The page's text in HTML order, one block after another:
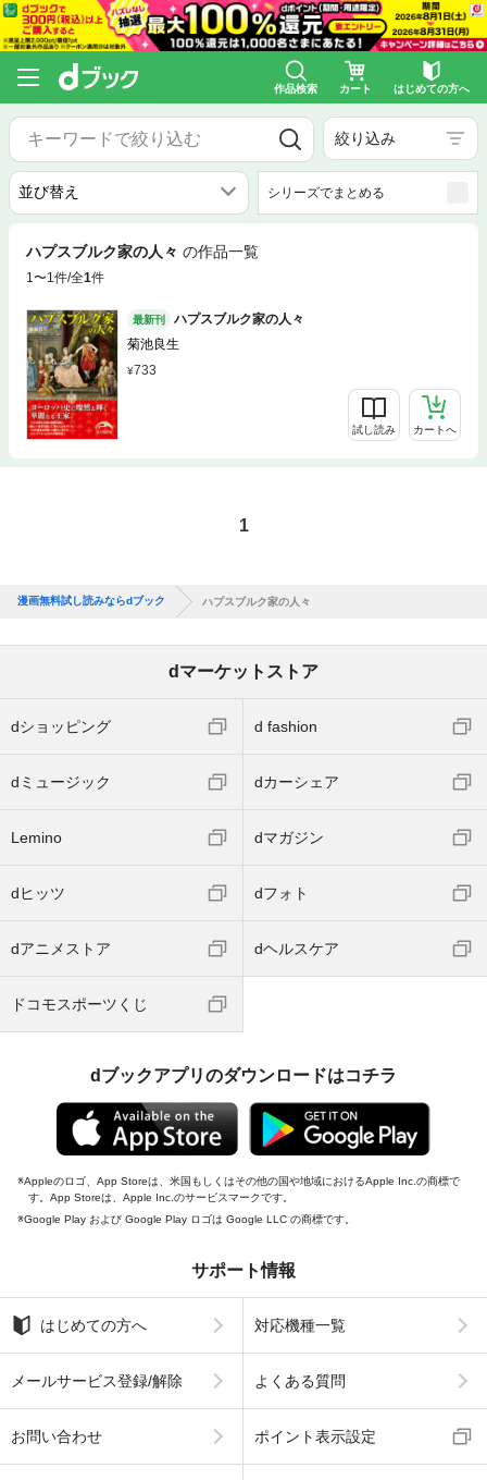
作品検索 カート はじめての方へ
絞り込み
シリーズでまとめる
ハプスブルク家の人々 の作品一覧
1〜1件/全1件
最新刊
ハプスブルク家の人々
菊池良生
733
試し読み カートへ
1
漫画無料試し読みならdブック ハプスブルク家の人々
dマーケットストア
dショッピング d fashion
dミュージック dカーシェア
Lemino dマガジン
dヒッツ dフォト
dアニメストア dヘルスケア
ドコモスポーツくじ
dブックアプリのダウンロードはコチラ
Appleのロゴ、App Storeは、米国もしくはその他の国や地域におけるApple Inc.の商標で
す。App Storeは、Apple Inc.のサービスマークです。
Google Play および Google Play ロゴは Google LLC の商標です。
サポート情報
はじめての方へ 対応機種一覧
メールサービス登録/解除 よくある質問
お問い合わせ ポイント表示設定